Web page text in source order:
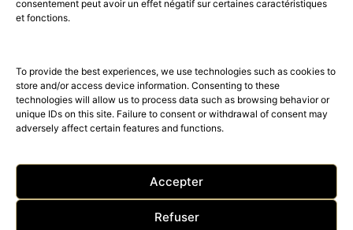
consentement peut avoir un effet négatif sur certaines caractéristiques
et fonctions.
To provide the best experiences, we use technologies such as cookies to
store and/or access device information. Consenting to these
technologies will allow us to process data such as browsing behavior or
unique IDs on this site. Failure to consent or withdrawal of consent may
adversely affect certain features and functions.
Accepter
Refuser
52K 15K